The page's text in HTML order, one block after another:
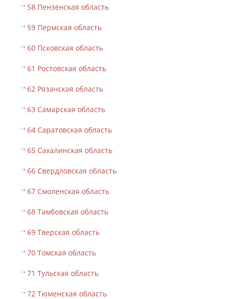
58 Пензенская область
59 Пермская область
60 Псковская область
61 Ростовская область
62 Рязанская область
63 Самарская область
64 Саратовская область
65 Сахалинская область
66 Свердловская область
67 Смоленская область
68 Тамбовская область
69 Тверская область
70 Томская область
71 Тульская область
72 Тюменская область